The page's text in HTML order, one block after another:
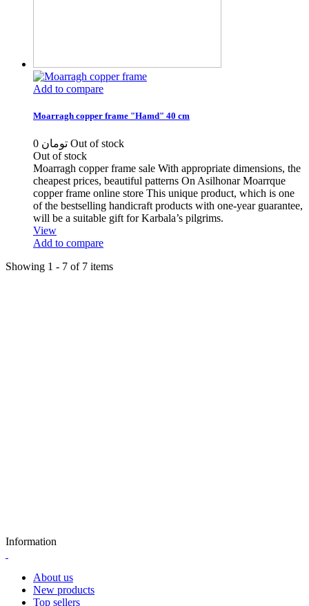
Add to compare
Moarragh copper frame "Hamd" 40 cm
0 تومان Out of stock
Out of stock
Moarragh copper frame sale With appropriate dimensions, the
cheapest prices, beautiful patterns On Asilhonar Moarrque
copper frame online store This unique product, which is one
of the bestselling handicraft products with one-year guarantee,
will be a suitable gift for Karbala’s pilgrims.
View
Add to compare
Showing 1 - 7 of 7 items
Information
About us
New products
Top sellers